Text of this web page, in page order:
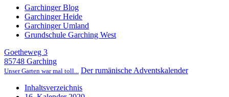
Garchinger Blog
Garchinger Heide
Garchinger Umland
Grundschule Garching West
Goetheweg 3
85748 Garching
Unser Garten war mal toll... Der rumänische Adventskalender
Inhaltsverzeichnis